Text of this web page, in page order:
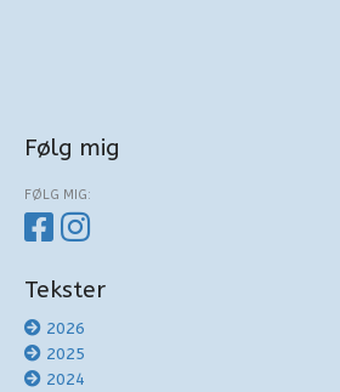
Følg mig
FØLG MIG:
Tekster
2026
2025
2024